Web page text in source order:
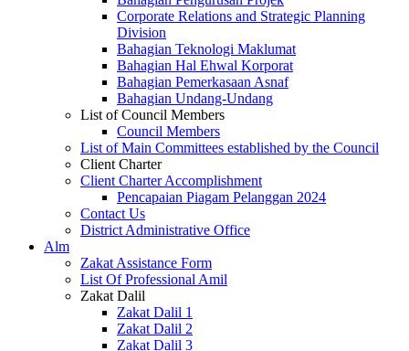
Corporate Relations and Strategic Planning
Division
Bahagian Teknologi Maklumat
Bahagian Hal Ehwal Korporat
Bahagian Pemerkasaan Asnaf
Bahagian Undang-Undang
List of Council Members
Council Members
List of Main Committees established by the Council
Client Charter
Client Charter Accomplishment
Pencapaian Piagam Pelanggan 2024
Contact Us
District Administrative Office
Alm
Zakat Assistance Form
List Of Professional Amil
Zakat Dalil
Zakat Dalil 1
Zakat Dalil 2
Zakat Dalil 3